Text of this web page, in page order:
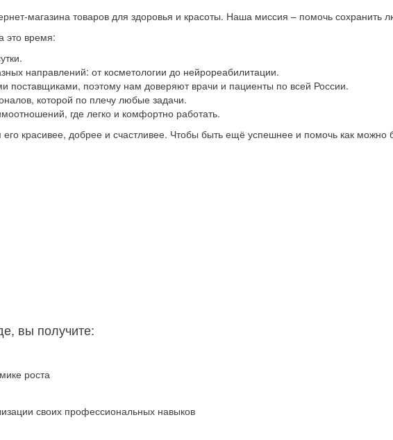
магазина товаров для здоровья и красоты. Наша миссия – помочь
это время:
направлений: от косметологии до нейрореабилитации.
поставщиками, поэтому нам доверяют врачи и пациенты по всей России.
которой по плечу любые задачи.
где легко и комфортно работать.
красивее, добрее и счастливее. Чтобы быть ещё успешнее и помочь как
вы получите:
роста
своих профессиональных навыков